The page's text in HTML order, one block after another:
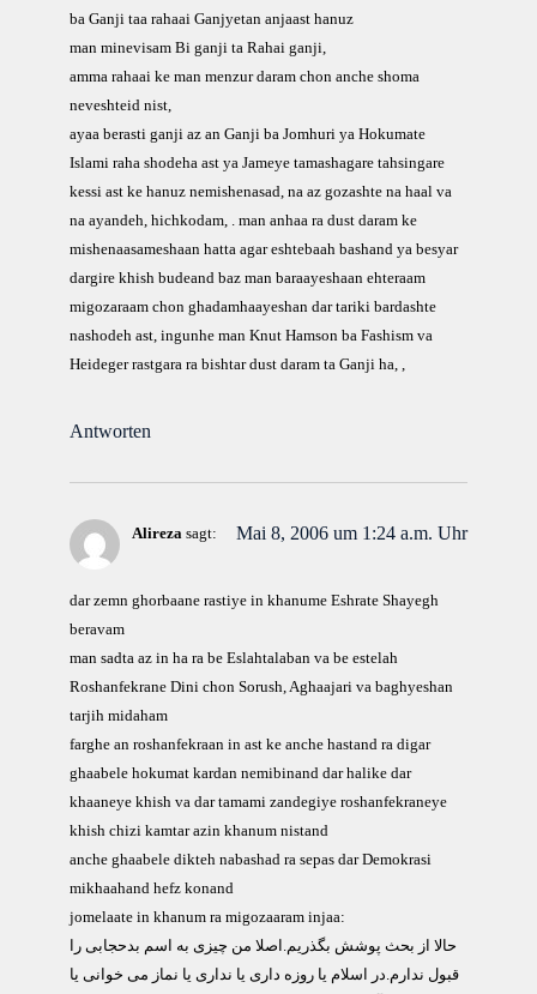
ba Ganji taa rahaai Ganjyetan anjaast hanuz
man minevisam Bi ganji ta Rahai ganji,
amma rahaai ke man menzur daram chon anche shoma
neveshteid nist,
ayaa berasti ganji az an Ganji ba Jomhuri ya Hokumate
Islami raha shodeha ast ya Jameye tamashagare tahsingare
kessi ast ke hanuz nemishenasad, na az gozashte na haal va
na ayandeh, hichkodam, . man anhaa ra dust daram ke
mishenaasameshaan hatta agar eshtebaah bashand ya besyar
dargire khish budeand baz man baraayeshaan ehteraam
migozaraam chon ghadamhaayeshan dar tariki bardashte
nashodeh ast, ingunhe man Knut Hamson ba Fashism va
Heideger rastgara ra bishtar dust daram ta Ganji ha, ,
Antworten
Alireza sagt: Mai 8, 2006 um 1:24 a.m. Uhr
dar zemn ghorbaane rastiye in khanume Eshrate Shayegh
beravam
man sadta az in ha ra be Eslahtalaban va be estelah
Roshanfekrane Dini chon Sorush, Aghaajari va baghyeshan
tarjih midaham
farghe an roshanfekraan in ast ke anche hastand ra digar
ghaabele hokumat kardan nemibinand dar halike dar
khaaneye khish va dar tamami zandegiye roshanfekraneye
khish chizi kamtar azin khanum nistand
anche ghaabele dikteh nabashad ra sepas dar Demokrasi
mikhaahand hefz konand
jomelaate in khanum ra migozaaram injaa:
حالا از بحث پوشش بگذریم.اصلا من چیزی به اسم بدحجابی را
قبول ندارم.در اسلام یا روزه داری یا نداری یا نماز می خوانی یا